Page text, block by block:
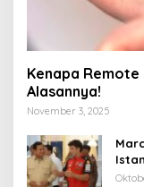
Kenapa Remote
Alasannya!
November 3, 2025
2025